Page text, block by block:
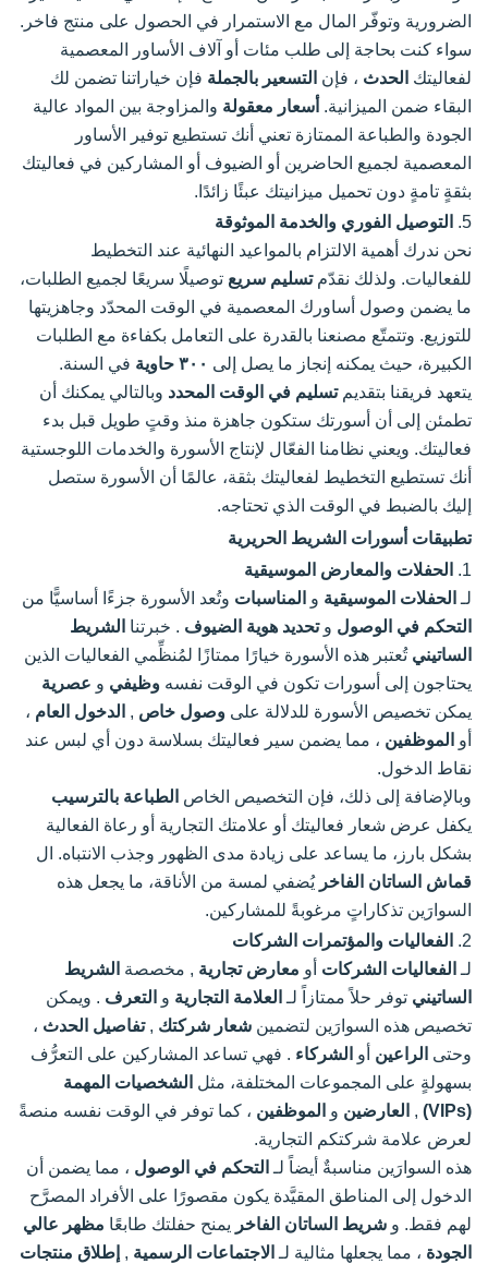
الضرورية وتوفّر المال مع الاستمرار في الحصول على منتج فاخر.
سواء كنت بحاجة إلى طلب مئات أو آلاف الأساور المعصمية
لفعاليتك الحدث ، فإن التسعير بالجملة فإن خياراتنا تضمن لك
البقاء ضمن الميزانية. أسعار معقولة والمزاوجة بين المواد عالية
الجودة والطباعة الممتازة تعني أنك تستطيع توفير الأساور
المعصمية لجميع الحاضرين أو الضيوف أو المشاركين في فعاليتك
بثقةٍ تامةٍ دون تحميل ميزانيتك عبئًا زائدًا.
5.
التوصيل الفوري والخدمة الموثوقة
نحن ندرك أهمية الالتزام بالمواعيد النهائية عند التخطيط
للفعاليات. ولذلك نقدّمتسليم سريع توصيلًا سريعًا لجميع الطلبات،
ما يضمن وصول أساورك المعصمية في الوقت المحدّد وجاهزيتها
للتوزيع. وتتمتّع مصنعنا بالقدرة على التعامل بكفاءة مع الطلبات
الكبيرة، حيث يمكنه إنجاز ما يصل إلى ٣٠٠ حاوية
في السنة.
يتعهد فريقنا بتقديمتسليم في الوقت المحدد وبالتالي يمكنك أن
تطمئن إلى أن أسورتك ستكون جاهزة منذ وقتٍ طويل قبل بدء
فعاليتك. ويعني نظامنا الفعّال لإنتاج الأسورة والخدمات اللوجستية
أنك تستطيع التخطيط لفعاليتك بثقة، عالمًا أن الأسورة ستصل
إليك بالضبط في الوقت الذي تحتاجه.
تطبيقات أسورات الشريط الحريرية
1.
الحفلات والمعارض الموسيقية
لـ الحفلات الموسيقية و المناسبات وتُعد الأسورة جزءًا أساسيًّا من
التحكم في الوصول وتحديد هوية الضيوف . خبرتنا الشريط
الساتينيتُعتبر هذه الأسورة خيارًا ممتازًا لمُنظِّمي الفعاليات الذين
يحتاجون إلى أسورات تكون في الوقت نفسه وظيفي و عصرية
يمكن تخصيص الأسورة للدلالة على وصول خاص , الدخول العام ،
أو الموظفين ، مما يضمن سير فعاليتك بسلاسة دون أي لبس عند
نقاط الدخول.
وبالإضافة إلى ذلك، فإن التخصيص الخاص الطباعة بالترسيب
يكفل عرض شعار فعاليتك أو علامتك التجارية أو رعاة الفعالية
بشكل بارز، ما يساعد على زيادة مدى الظهور وجذب الانتباه. ال
قماش الساتان الفاخريُضفي لمسة من الأناقة، ما يجعل هذه
السوارَين تذكاراتٍ مرغوبةً للمشاركين.
2.
الفعاليات والمؤتمرات الشركات
لـ الفعاليات الشركات أو معارض تجارية , مخصصة الشريط
الساتيني توفر حلاً ممتازاً لـ العلامة التجارية و التعرف . ويمكن
تخصيص هذه السوارَين لتضمين شعار شركتك ,تفاصيل الحدث ،
وحتى الراعين أو الشركاء . فهي تساعد المشاركين على التعرُّف
بسهولةٍ على المجموعات المختلفة، مثل الشخصيات المهمة
(VIPs)
, العارضين و الموظفين ، كما توفر في الوقت نفسه منصةً
لعرض علامة شركتكم التجارية.
هذه السوارَين مناسبةٌ أيضاً لـ التحكم في الوصول ، مما يضمن أن
الدخول إلى المناطق المقيَّدة يكون مقصورًا على الأفراد المصرَّح
لهم فقط. و شريط الساتان الفاخر يمنح حفلتك طابعًا مظهر عالي
الجودة ، مما يجعلها مثالية لـ الاجتماعات الرسمية , إطلاق منتجات